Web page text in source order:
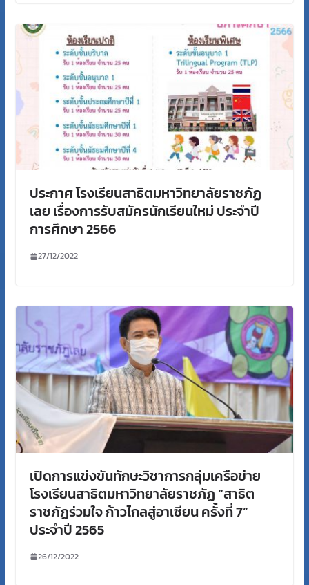
ประกาศ โรงเรียนสาธิตมหาวิทยาลัยราชภัฏ
เลย เรื่องการรับสมัครนักเรียนใหม่ ประจำปี
การศึกษา 2566
27/12/2022
เปิดการแข่งขันทักษะวิชาการกลุ่มเครือข่าย
โรงเรียนสาธิตมหาวิทยาลัยราชภัฏ “สาธิต
ราชภัฏร่วมใจ ก้าวไกลสู่อาเซียน ครั้งที่ 7”
ประจำปี 2565
26/12/2022